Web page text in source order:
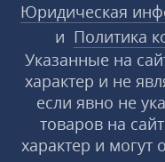
Юридическая
и Политика
Указанные на
характер и не
если явно не
товаров на
характер и могут